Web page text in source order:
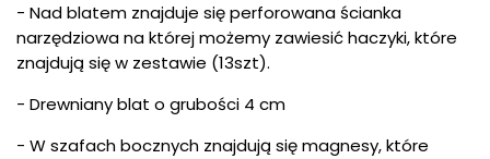
- Nad blatem znajduje się perforowana ścianka
narzędziowa na której możemy zawiesić haczyki, które
znajdują się w zestawie (13szt).
- Drewniany blat o grubości 4 cm
- W szafach bocznych znajdują się magnesy, które